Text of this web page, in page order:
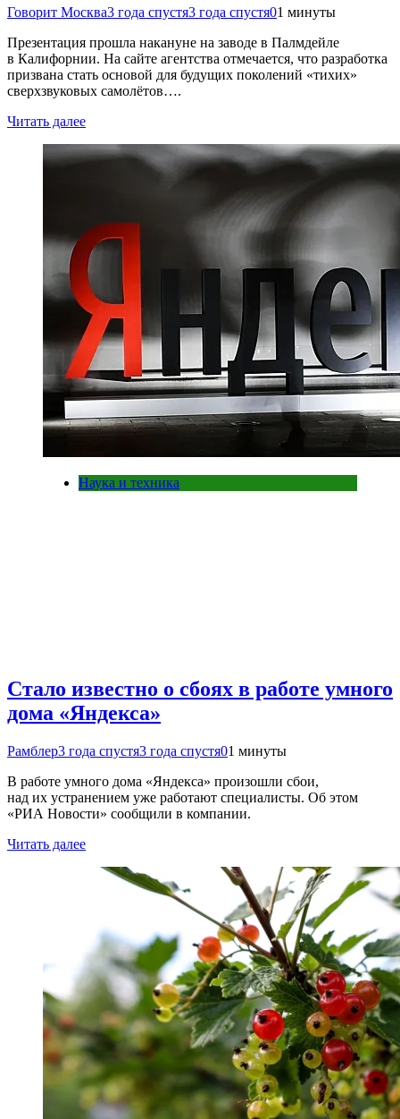
Говорит Москва3 года спустя3 года спустя01 минуты
Презентация прошла накануне на заводе в Палмдейле
в Калифорнии. На сайте агентства отмечается, что разработка
призвана стать основой для будущих поколений «тихих»
сверхзвуковых самолётов….
Читать далее
Наука и техника
Стало известно о сбоях в работе умного
дома «Яндекса»
Рамблер3 года спустя3 года спустя01 минуты
В работе умного дома «Яндекса» произошли сбои,
над их устранением уже работают специалисты. Об этом
«РИА Новости» сообщили в компании.
Читать далее